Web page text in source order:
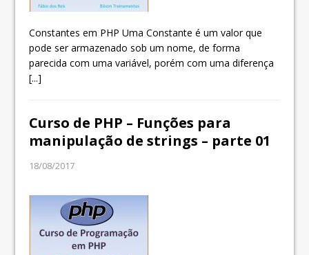
Constantes em PHP Uma Constante é um valor que
pode ser armazenado sob um nome, de forma
parecida com uma variável, porém com uma diferença
[...]
Curso de PHP – Funções para
manipulação de strings – parte 01
18/08/2017